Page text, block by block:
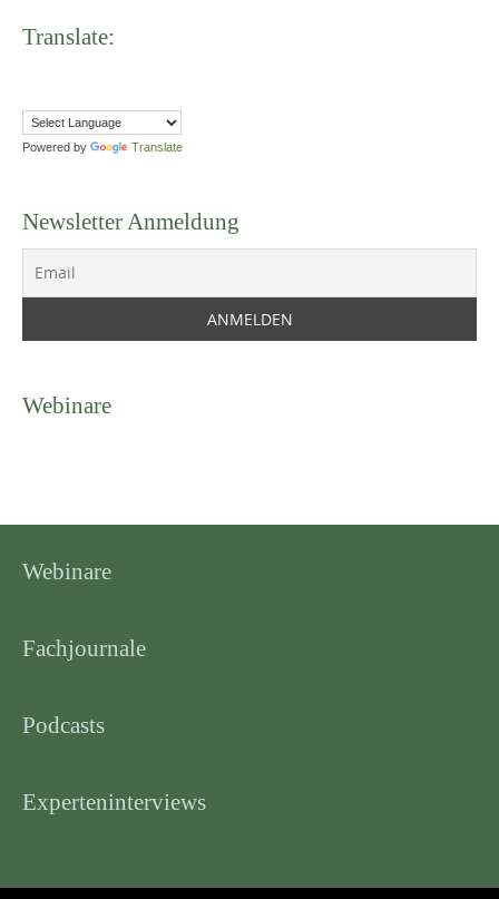
Translate:
Powered by Translate
Newsletter Anmeldung
Webinare
Webinare
Fachjournale
Podcasts
Experteninterviews